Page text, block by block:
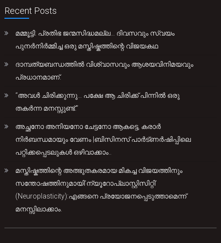
Recent Posts
മമ്മൂട്ടി: പ്രതിഭ ജന്മസിദ്ധമല്ല… ദിവസവും സ്വയം
പുനർനിർമ്മിച്ച ഒരു മസ്തിഷ്കത്തിന്റെ വിജയകഥ
ദാമ്പത്യബന്ധത്തിൽ വിശ്വാസവും ആശയവിനിമയവും
പ്രധാനമാണ്.
“അവൾ ചിരിക്കുന്നു… പക്ഷേ ആ ചിരിക്ക് പിന്നിൽ ഒരു
തകർന്ന മനസ്സുണ്ട്.”
അച്ഛനോ അനിയനോ ചേട്ടനോ ആകട്ടെ, കരാർ
നിർബന്ധമായും വേണം |ബിസിനസ് പാർട്ണർഷിപ്പിലെ
പറ്റിക്കപ്പെടലുകൾ ഒഴിവാക്കാം..
മസ്തിഷ്കത്തിന്റെ അത്ഭുതകരമായ മികച്ച വിജയത്തിനും
സന്തോഷത്തിനുമായി’ന്യൂറോപ്ലാസ്റ്റിസിറ്റി’
(Neuroplasticity):എങ്ങനെ പ്രയോജനപ്പെടുത്താമെന്ന്
മനസ്സിലാക്കാം.